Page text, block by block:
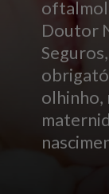
Doutor
olhinho,